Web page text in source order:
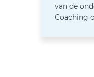
van de
Coaching